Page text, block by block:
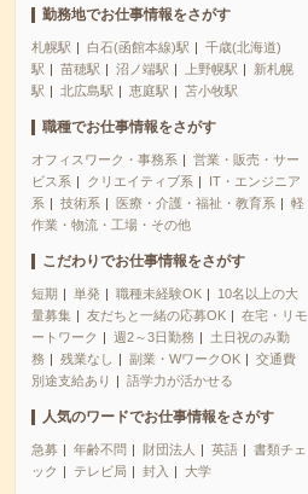
勤務地でお仕事情報をさがす
札幌駅 白石(函館本線)駅
千歳(北海道)
駅
苗穂駅 沼ノ端駅 上野幌駅
新札幌
駅
北広島駅 恵庭駅 苫小牧駅
職種でお仕事情報をさがす
オフィスワーク・事務系
営業・販売・サー
ビス系
クリエイティブ系
IT・エンジニア
系
技術系 医療・介護・福祉・教育系
軽
作業・物流・工場・その他
こだわりでお仕事情報をさがす
短期 単発 職種未経験OK
10名以上の大
量募集
友だちと一緒の応募OK
在宅・リモ
ートワーク
週2～3日勤務
土日祝のみ勤
務
残業なし 副業・WワークOK
交通費
別途支給あり
語学力が活かせる
人気のワードでお仕事情報をさがす
急募 年齢不問 財団法人 英語
書類チェ
ック
テレビ局 封入 大学